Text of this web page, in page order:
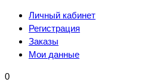
Личный кабинет
Регистрация
Заказы
Мои данные
0